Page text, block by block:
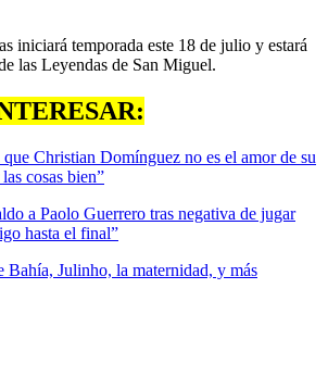
iniciará temporada este 18 de julio y estará
las Leyendas de San Miguel.
Christian Domínguez no es el amor de su
cosas bien”
a Paolo Guerrero tras negativa de jugar
hasta el final”
Bahía, Julinho, la maternidad, y más